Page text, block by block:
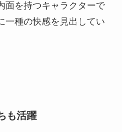
面を持つキャラクターで
一種の快感を見出してい
も活躍